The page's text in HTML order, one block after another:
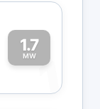
1.7
MW1